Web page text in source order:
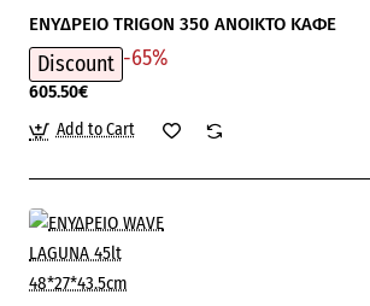
ΕΝΥΔΡΕΙΟ TRIGON 350 ΑΝΟΙΚΤΟ ΚΑΦΕ
Discount -65%
605.50€
Add to Cart